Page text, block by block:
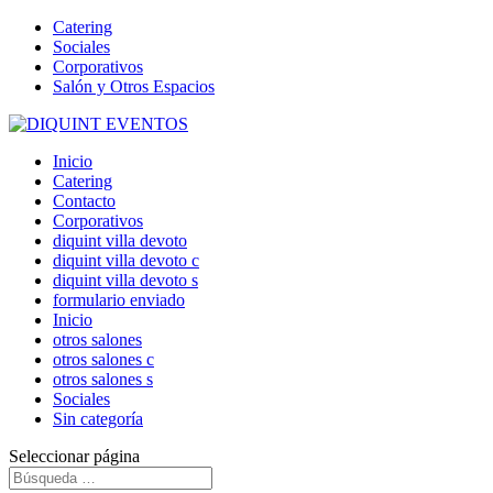
Catering
Sociales
Corporativos
Salón y Otros Espacios
Inicio
Catering
Contacto
Corporativos
diquint villa devoto
diquint villa devoto c
diquint villa devoto s
formulario enviado
Inicio
otros salones
otros salones c
otros salones s
Sociales
Sin categoría
Seleccionar página